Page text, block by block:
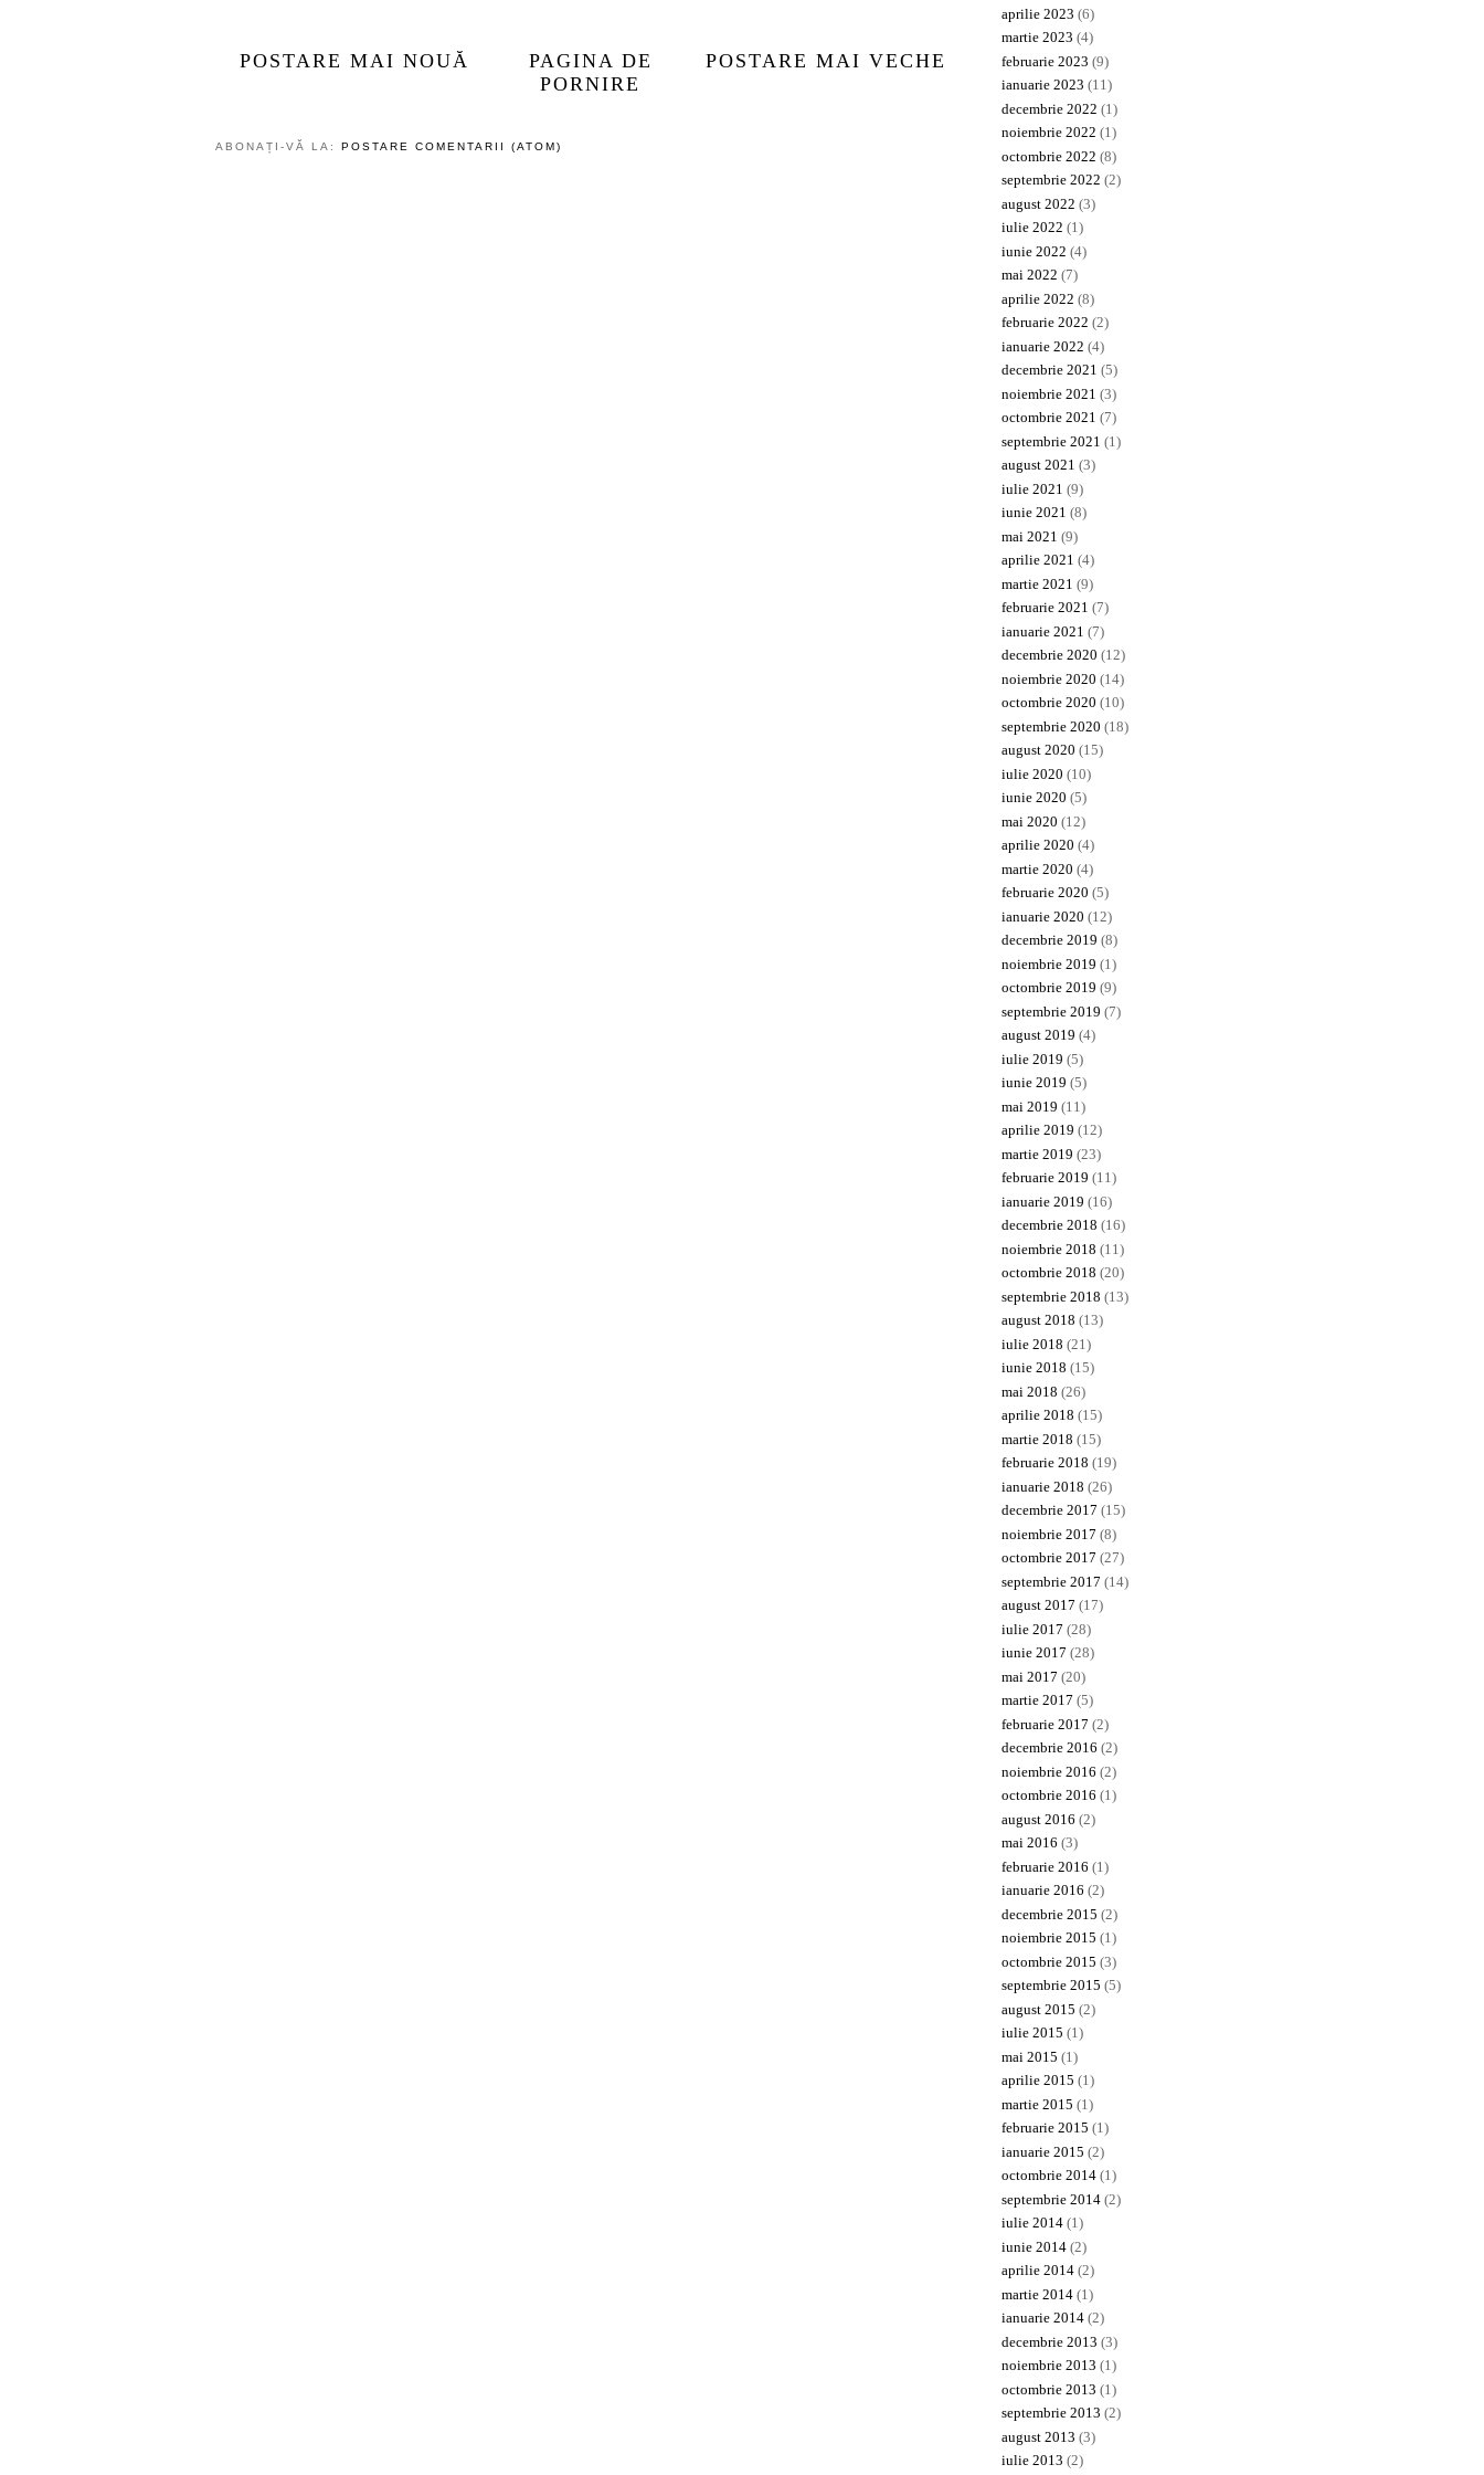
POSTARE MAI NOUĂ POSTARE MAI VECHE
PAGINA DE
PORNIRE
ABONAȚI-VĂ LA: POSTARE COMENTARII (ATOM)
aprilie 2023 (6)
martie 2023 (4)
februarie 2023 (9)
ianuarie 2023 (11)
decembrie 2022 (1)
noiembrie 2022 (1)
octombrie 2022 (8)
septembrie 2022 (2)
august 2022 (3)
iulie 2022 (1)
iunie 2022 (4)
mai 2022 (7)
aprilie 2022 (8)
februarie 2022 (2)
ianuarie 2022 (4)
decembrie 2021 (5)
noiembrie 2021 (3)
octombrie 2021 (7)
septembrie 2021 (1)
august 2021 (3)
iulie 2021 (9)
iunie 2021 (8)
mai 2021 (9)
aprilie 2021 (4)
martie 2021 (9)
februarie 2021 (7)
ianuarie 2021 (7)
decembrie 2020 (12)
noiembrie 2020 (14)
octombrie 2020 (10)
septembrie 2020 (18)
august 2020 (15)
iulie 2020 (10)
iunie 2020 (5)
mai 2020 (12)
aprilie 2020 (4)
martie 2020 (4)
februarie 2020 (5)
ianuarie 2020 (12)
decembrie 2019 (8)
noiembrie 2019 (1)
octombrie 2019 (9)
septembrie 2019 (7)
august 2019 (4)
iulie 2019 (5)
iunie 2019 (5)
mai 2019 (11)
aprilie 2019 (12)
martie 2019 (23)
februarie 2019 (11)
ianuarie 2019 (16)
decembrie 2018 (16)
noiembrie 2018 (11)
octombrie 2018 (20)
septembrie 2018 (13)
august 2018 (13)
iulie 2018 (21)
iunie 2018 (15)
mai 2018 (26)
aprilie 2018 (15)
martie 2018 (15)
februarie 2018 (19)
ianuarie 2018 (26)
decembrie 2017 (15)
noiembrie 2017 (8)
octombrie 2017 (27)
septembrie 2017 (14)
august 2017 (17)
iulie 2017 (28)
iunie 2017 (28)
mai 2017 (20)
martie 2017 (5)
februarie 2017 (2)
decembrie 2016 (2)
noiembrie 2016 (2)
octombrie 2016 (1)
august 2016 (2)
mai 2016 (3)
februarie 2016 (1)
ianuarie 2016 (2)
decembrie 2015 (2)
noiembrie 2015 (1)
octombrie 2015 (3)
septembrie 2015 (5)
august 2015 (2)
iulie 2015 (1)
mai 2015 (1)
aprilie 2015 (1)
martie 2015 (1)
februarie 2015 (1)
ianuarie 2015 (2)
octombrie 2014 (1)
septembrie 2014 (2)
iulie 2014 (1)
iunie 2014 (2)
aprilie 2014 (2)
martie 2014 (1)
ianuarie 2014 (2)
decembrie 2013 (3)
noiembrie 2013 (1)
octombrie 2013 (1)
septembrie 2013 (2)
august 2013 (3)
iulie 2013 (2)